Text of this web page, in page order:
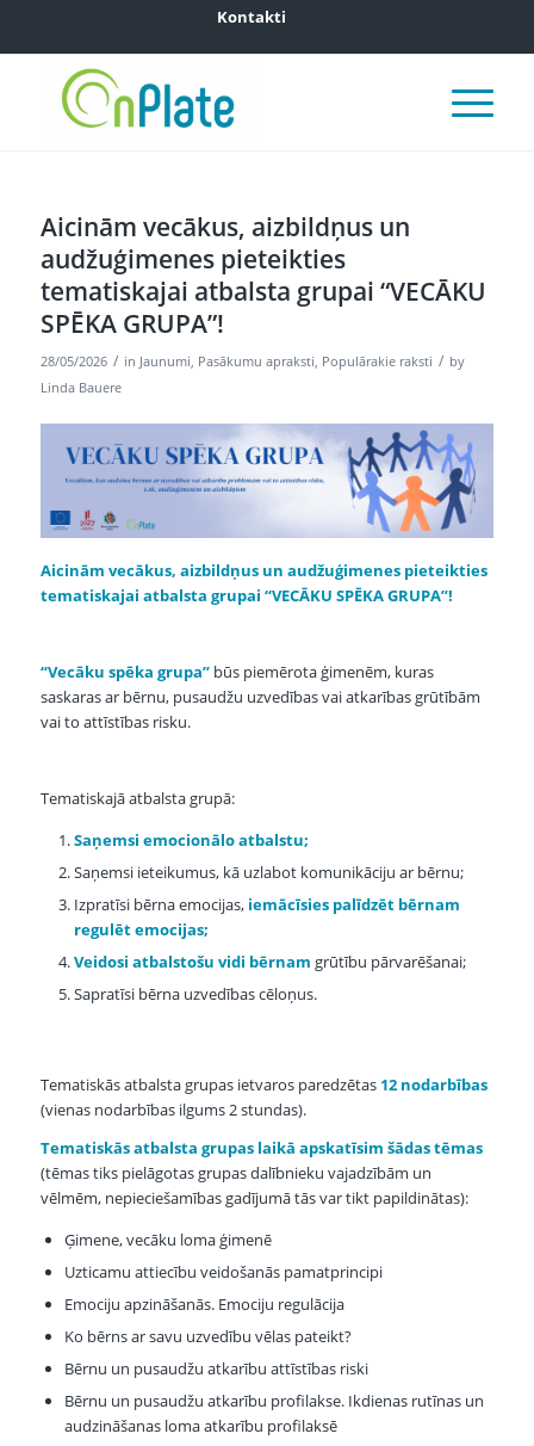
Kontakti
Aicinām vecākus, aizbildņus un
audžuģimenes pieteikties
tematiskajai atbalsta grupai “VECĀKU
SPĒKA GRUPA”!
28/05/2026 / in Jaunumi, Pasākumu apraksti, Populārakie raksti / by
Linda Bauere
Aicinām vecākus, aizbildņus un audžuģimenes pieteikties
tematiskajai atbalsta grupai “VECĀKU SPĒKA GRUPA”!
“Vecāku spēka grupa” būs piemērota ģimenēm, kuras
saskaras ar bērnu, pusaudžu uzvedības vai atkarības grūtībām
vai to attīstības risku.
Tematiskajā atbalsta grupā:
Saņemsi emocionālo atbalstu;
Saņemsi ieteikumus, kā uzlabot komunikāciju ar bērnu;
Izpratīsi bērna emocijas, iemācīsies palīdzēt bērnam
regulēt emocijas;
Veidosi atbalstošu vidi bērnam grūtību pārvarēšanai;
Sapratīsi bērna uzvedības cēloņus.
Tematiskās atbalsta grupas ietvaros paredzētas 12 nodarbības
(vienas nodarbības ilgums 2 stundas).
Tematiskās atbalsta grupas laikā apskatīsim šādas tēmas
(tēmas tiks pielāgotas grupas dalībnieku vajadzībām un
vēlmēm, nepieciešamības gadījumā tās var tikt papildinātas):
Ģimene, vecāku loma ģimenē
Uzticamu attiecību veidošanās pamatprincipi
Emociju apzināšanās. Emociju regulācija
Ko bērns ar savu uzvedību vēlas pateikt?
Bērnu un pusaudžu atkarību attīstības riski
Bērnu un pusaudžu atkarību profilakse. Ikdienas rutīnas un
audzināšanas loma atkarību profilaksē